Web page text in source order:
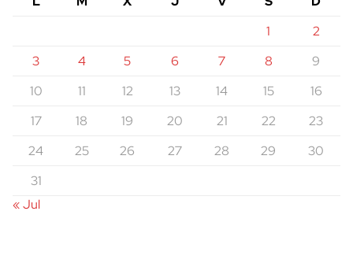
1
2
3
4 5 6 7 8
9
10
11 12 13 14 15
16
17
18 19 20 21 22
23
24
25 26 27 28 29
30
31
« Jul